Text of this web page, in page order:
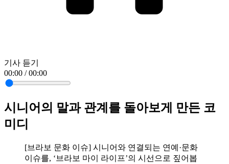
기사 듣기
00:00 / 00:00
시니어의 말과 관계를 돌아보게 만든 코
미디
[브라보 문화 이슈] 시니어와 연결되는 연예·문화
이슈를, ‘브라보 마이 라이프’의 시선으로 짚어봅